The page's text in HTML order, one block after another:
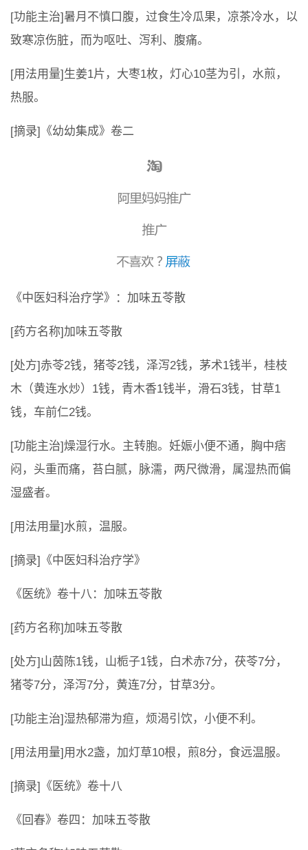
[功能主治]暑月不慎口腹，过食生冷瓜果，凉茶冷水，以
致寒凉伤脏，而为呕吐、泻利、腹痛。
[用法用量]生姜1片，大枣1枚，灯心10茎为引，水煎，
热服。
[摘录]《幼幼集成》卷二
《中医妇科治疗学》：加味五苓散
[药方名称]加味五苓散
[处方]赤苓2钱，猪苓2钱，泽泻2钱，茅术1钱半，桂枝
木（黄连水炒）1钱，青木香1钱半，滑石3钱，甘草1
钱，车前仁2钱。
[功能主治]燥湿行水。主转胞。妊娠小便不通，胸中痞
闷，头重而痛，苔白腻，脉濡，两尺微滑，属湿热而偏
湿盛者。
[用法用量]水煎，温服。
[摘录]《中医妇科治疗学》
《医统》卷十八：加味五苓散
[药方名称]加味五苓散
[处方]山茵陈1钱，山栀子1钱，白术赤7分，茯苓7分，
猪苓7分，泽泻7分，黄连7分，甘草3分。
[功能主治]湿热郁滞为疸，烦渴引饮，小便不利。
[用法用量]用水2盏，加灯草10根，煎8分，食远温服。
[摘录]《医统》卷十八
《回春》卷四：加味五苓散